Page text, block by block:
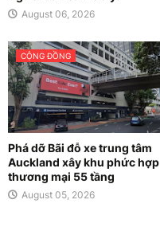
August 06, 2026
CỘNG ĐỒNG
Phá dỡ Bãi đỗ xe trung tâm
Auckland xây khu phức hợp
thương mại 55 tầng
August 05, 2026